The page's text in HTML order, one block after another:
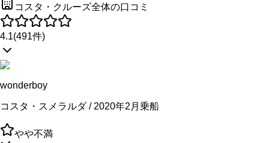
コスタ・クルーズ全体の口コミ
4.1(491件)
wonderboy
コスタ・スメラルダ / 2020年2月乗船
やや不満